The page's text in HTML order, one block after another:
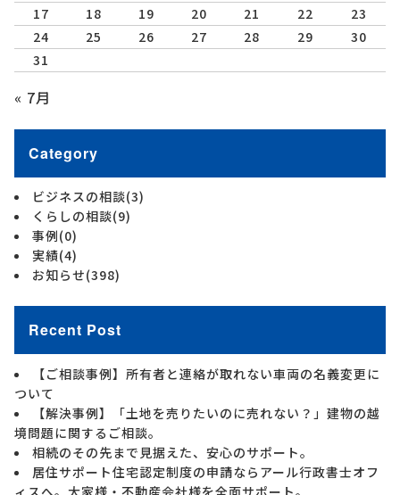
17
18 19 20 21 22
23
24
25 26 27 28 29
30
31
« 7月
Category
ビジネスの相談(3)
くらしの相談(9)
事例(0)
実績(4)
お知らせ(398)
Recent Post
【ご相談事例】所有者と連絡が取れない車両の名義変更に
ついて
【解決事例】「土地を売りたいのに売れない？」建物の越
境問題に関するご相談。
相続のその先まで見据えた、安心のサポート。
居住サポート住宅認定制度の申請ならアール行政書士オフ
ィスへ。大家様・不動産会社様を全面サポート。